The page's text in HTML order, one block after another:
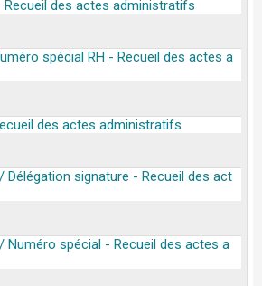
Recueil des actes administratifs
spécial RH - Recueil des actes a
des actes administratifs
Délégation signature - Recueil des act
Numéro spécial - Recueil des actes a